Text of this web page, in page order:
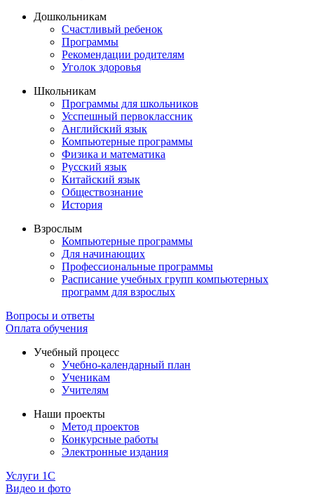
Дошкольникам
Счастливый ребенок
Программы
Рекомендации родителям
Уголок здоровья
Школьникам
Программы для школьников
Усспешный первоклассник
Английский язык
Компьютерные программы
Физика и математика
Русский язык
Китайский язык
Обществознание
История
Взрослым
Компьютерные программы
Для начинающих
Профессиональные программы
Расписание учебных групп компьютерных
программ для взрослых
Вопросы и ответы
Оплата обучения
Учебный процесс
Учебно-календарный план
Ученикам
Учителям
Наши проекты
Метод проектов
Конкурсные работы
Электронные издания
Услуги 1C
Видео и фото